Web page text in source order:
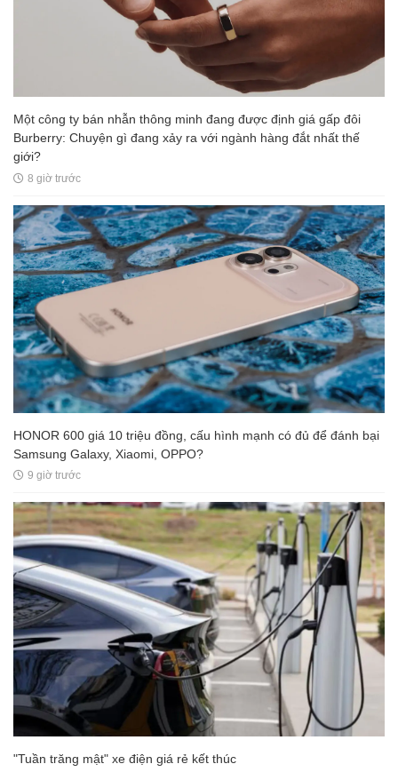
Một công ty bán nhẫn thông minh đang được định giá gấp đôi
Burberry: Chuyện gì đang xảy ra với ngành hàng đắt nhất thế
giới?
8 giờ trước
HONOR 600 giá 10 triệu đồng, cấu hình mạnh có đủ để đánh bại
Samsung Galaxy, Xiaomi, OPPO?
9 giờ trước
"Tuần trăng mật" xe điện giá rẻ kết thúc